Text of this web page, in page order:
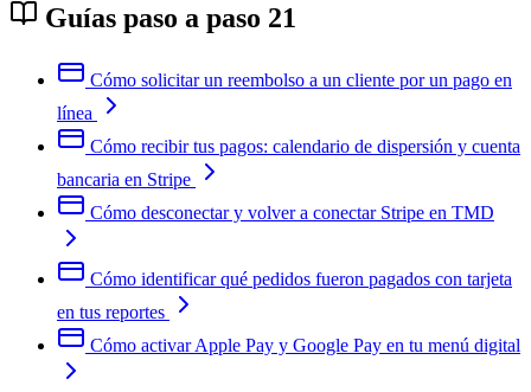
Guías paso a paso 21
Cómo solicitar un reembolso a un cliente por un pago en
línea
Cómo recibir tus pagos: calendario de dispersión y cuenta
bancaria en Stripe
Cómo desconectar y volver a conectar Stripe en TMD
Cómo identificar qué pedidos fueron pagados con tarjeta
en tus reportes
Cómo activar Apple Pay y Google Pay en tu menú digital